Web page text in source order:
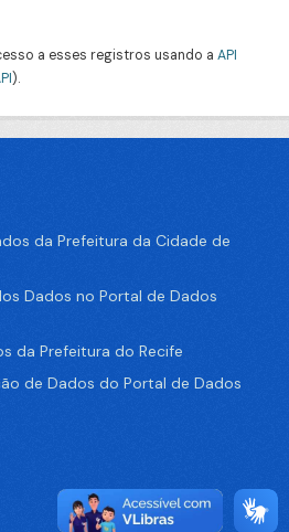
a esses registros usando a API
).
da Prefeitura da Cidade de
Dados no Portal de Dados
da Prefeitura do Recife
de Dados do Portal de Dados